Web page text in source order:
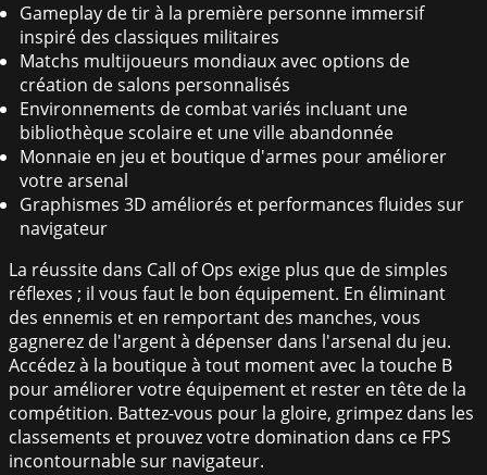
Gameplay de tir à la première personne immersif
inspiré des classiques militaires
Matchs multijoueurs mondiaux avec options de
création de salons personnalisés
Environnements de combat variés incluant une
bibliothèque scolaire et une ville abandonnée
Monnaie en jeu et boutique d'armes pour améliorer
votre arsenal
Graphismes 3D améliorés et performances fluides sur
navigateur
La réussite dans Call of Ops exige plus que de simples
réflexes ; il vous faut le bon équipement. En éliminant
des ennemis et en remportant des manches, vous
gagnerez de l'argent à dépenser dans l'arsenal du jeu.
Accédez à la boutique à tout moment avec la touche B
pour améliorer votre équipement et rester en tête de la
compétition. Battez-vous pour la gloire, grimpez dans les
classements et prouvez votre domination dans ce FPS
incontournable sur navigateur.